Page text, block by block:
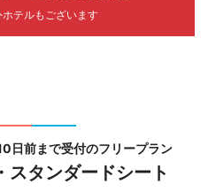
テルもございます
日前まで受付のフリープラン
スタンダードシート